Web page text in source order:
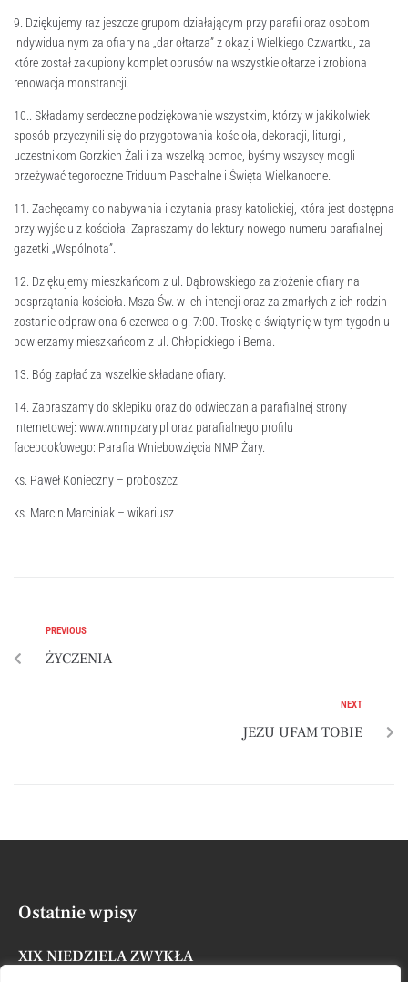
9. Dziękujemy raz jeszcze grupom działającym przy parafii oraz osobom
indywidualnym za ofiary na „dar ołtarza” z okazji Wielkiego Czwartku, za
które został zakupiony komplet obrusów na wszystkie ołtarze i zrobiona
renowacja monstrancji.
10.. Składamy serdeczne podziękowanie wszystkim, którzy w jakikolwiek
sposób przyczynili się do przygotowania kościoła, dekoracji, liturgii,
uczestnikom Gorzkich Żali i za wszelką pomoc, byśmy wszyscy mogli
przeżywać tegoroczne Triduum Paschalne i Święta Wielkanocne.
11. Zachęcamy do nabywania i czytania prasy katolickiej, która jest dostępna
przy wyjściu z kościoła. Zapraszamy do lektury nowego numeru parafialnej
gazetki „Wspólnota”.
12. Dziękujemy mieszkańcom z ul. Dąbrowskiego za złożenie ofiary na
posprzątania kościoła. Msza Św. w ich intencji oraz za zmarłych z ich rodzin
zostanie odprawiona 6 czerwca o g. 7:00. Troskę o świątynię w tym tygodniu
powierzamy mieszkańcom z ul. Chłopickiego i Bema.
13. Bóg zapłać za wszelkie składane ofiary.
14. Zapraszamy do sklepiku oraz do odwiedzania parafialnej strony
internetowej: www.wnmpzary.pl oraz parafialnego profilu
facebook’owego: Parafia Wniebowzięcia NMP Żary.
ks. Paweł Konieczny – proboszcz
ks. Marcin Marciniak – wikariusz
PREVIOUS
ŻYCZENIA
NEXT
JEZU UFAM TOBIE
Ostatnie wpisy
XIX NIEDZIELA ZWYKŁA